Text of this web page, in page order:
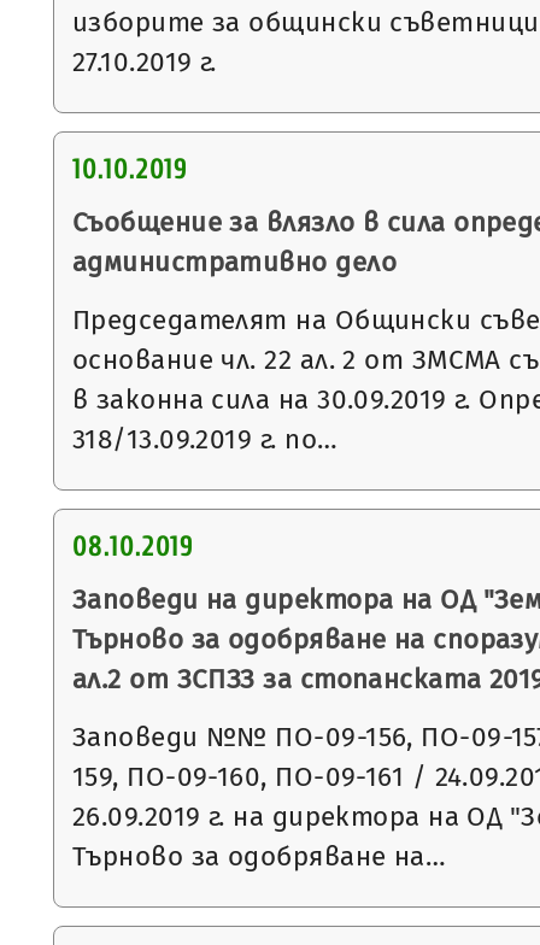
изборите за общински
27.10.2019 г.
10.10.2019
Съобщение за влязло в сила
административно дело
Председателят на Общински
основание чл. 22 ал. 2 от ЗМСМА
в законна сила на 30.09.2019 г.
318/13.09.2019 г. по…
08.10.2019
Заповеди на директора на ОД
Търново за одобряване на
ал.2 от ЗСПЗЗ за стопанската
Заповеди №№ ПО-09-156, ПО-09-
159, ПО-09-160, ПО-09-161 /
26.09.2019 г. на директора на ОД
Търново за одобряване на…